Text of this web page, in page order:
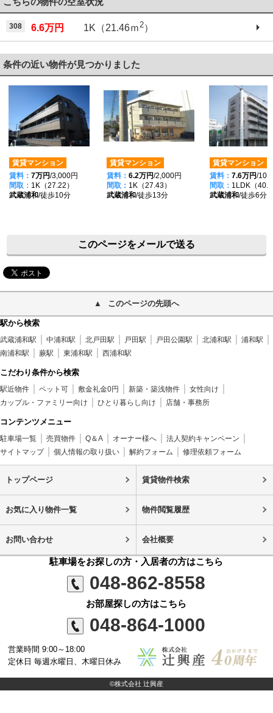
308 6.6万円 1K（21.46ｍ2）
条件の近い物件が見つかりました
賃貸マンション
賃料： 7万円/3,000円
間取： 1K（27.22）
武蔵浦和/徒歩10分
賃貸マンション
賃料： 6.2万円/2,000円
間取： 1K（27.43）
武蔵浦和/徒歩13分
賃貸マンション
賃料： 7.6万円/
間取： 1LDK（
武蔵浦和/徒歩6分
このページをメールで送る
このページの先頭へ
駅から検索
武蔵浦和駅 中浦和駅 北戸田駅 戸田駅 戸田公園駅 北浦和駅
浦和駅
南浦和駅
蕨駅 東浦和駅 西浦和駅
こだわり条件から検索
駅近物件 ペット可 敷金礼金0円 新築・築浅物件
女性向け
カップル・ファミリー向け
ひとり暮らし向け 店舗・事務所
コンテンツメニュー
駐車場一覧 売買物件 Q＆A オーナー様へ
法人契約キャンペーン
サイトマップ
個人情報の取り扱い 解約フォーム 修理依頼フォーム
トップページ 賃貸物件検索
お気に入り物件一覧 物件閲覧履歴
お問い合わせ 会社概要
駐車場をお探しの方・入居者の方はこちら
048-862-8558
お部屋探しの方はこちら
048-864-1000
営業時間 9:00～18:00
定休日 毎週水曜日、木曜日休み
©株式会社 辻興産